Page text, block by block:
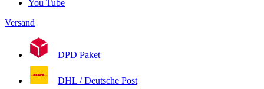
You Tube
Versand
DPD Paket
DHL / Deutsche Post